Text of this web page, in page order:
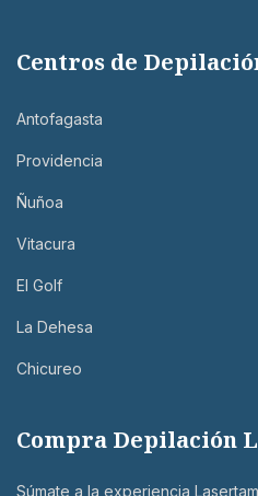
Centros de
Antofagasta
Providencia
Ñuñoa
Vitacura
El Golf
La Dehesa
Chicureo
Compra Depilación
Súmate a la experiencia